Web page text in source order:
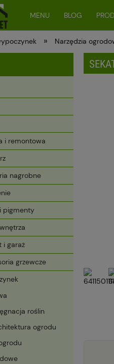
MENU BLOG
» Narzędzia
i remontowa
nagrobne
pigmenty
i garaż
grzewcze
roślin
ogrodu